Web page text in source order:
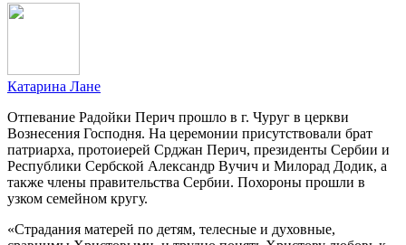
Катарина Лане
Отпевание Радойки Перич прошло в г. Чуруг в церкви
Вознесения Господня. На церемонии присутствовали брат
патриарха, протоиерей Срджан Перич, президенты Сербии и
Республики Сербской Александр Вучич и Милорад Додик, а
также члены правительства Сербии. Похороны прошли в
узком семейном кругу.
«Страдания матерей по детям, телесные и духовные,